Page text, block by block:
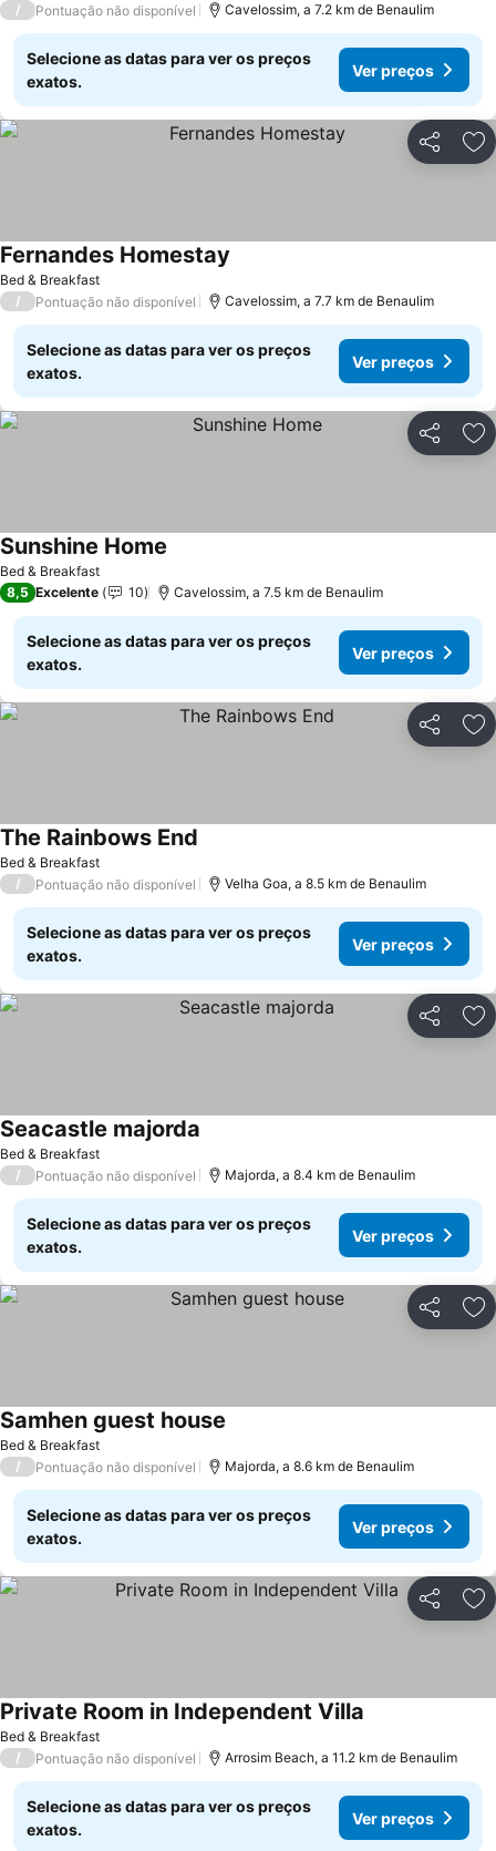
/ Pontuação não disponível Cavelossim, a 7.2 km de Benaulim
Selecione as datas para ver os preços
exatos.
Ver preços
Partilhar
Bed & Breakfast
Fernandes Homestay
/ Pontuação não disponível Cavelossim, a 7.7 km de Benaulim
Selecione as datas para ver os preços
exatos.
Ver preços
Partilhar
Bed & Breakfast
Sunshine Home
8,5 Excelente 10 Cavelossim, a 7.5 km de Benaulim
Selecione as datas para ver os preços
exatos.
Ver preços
Partilhar
Bed & Breakfast
The Rainbows End
/ Pontuação não disponível Velha Goa, a 8.5 km de Benaulim
Selecione as datas para ver os preços
exatos.
Ver preços
Partilhar
Bed & Breakfast
Seacastle majorda
/ Pontuação não disponível Majorda, a 8.4 km de Benaulim
Selecione as datas para ver os preços
exatos.
Ver preços
Partilhar
Bed & Breakfast
Samhen guest house
/ Pontuação não disponível Majorda, a 8.6 km de Benaulim
Selecione as datas para ver os preços
exatos.
Ver preços
Partilhar
Bed & Breakfast
Private Room in Independent Villa
/ Pontuação não disponível Arrosim Beach, a 11.2 km de Benaulim
Selecione as datas para ver os preços
exatos.
Ver preços